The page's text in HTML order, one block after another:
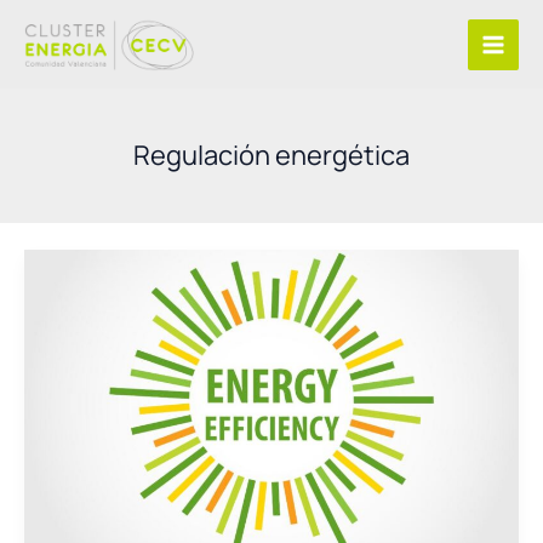
contenido
Regulación energética